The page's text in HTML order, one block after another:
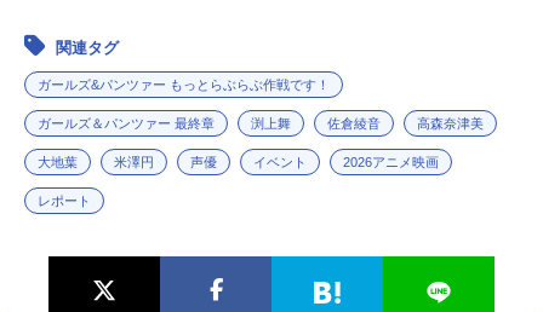
関連タグ
ガールズ&パンツァー もっとらぶらぶ作戦です！
ガールズ＆パンツァー 最終章 渕上舞 佐倉綾音 高森奈津美
大地葉 米澤円 声優 イベント 2026アニメ映画
レポート